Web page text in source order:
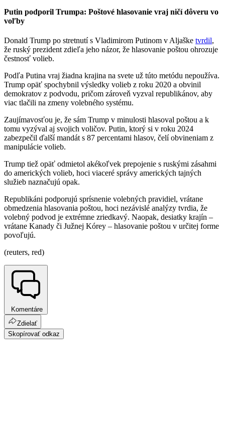
Putin podporil Trumpa: Poštové hlasovanie vraj ničí dôveru vo
voľby
Donald Trump po stretnutí s Vladimirom Putinom v Aljaške tvrdil,
že ruský prezident zdieľa jeho názor, že hlasovanie poštou ohrozuje
čestnosť volieb.
Podľa Putina vraj žiadna krajina na svete už túto metódu nepoužíva.
Trump opäť spochybnil výsledky volieb z roku 2020 a obvinil
demokratov z podvodu, pričom zároveň vyzval republikánov, aby
viac tlačili na zmeny volebného systému.
Zaujímavosťou je, že sám Trump v minulosti hlasoval poštou a k
tomu vyzýval aj svojich voličov. Putin, ktorý si v roku 2024
zabezpečil ďalší mandát s 87 percentami hlasov, čelí obvineniam z
manipulácie volieb.
Trump tiež opäť odmietol akékoľvek prepojenie s ruskými zásahmi
do amerických volieb, hoci viaceré správy amerických tajných
služieb naznačujú opak.
Republikáni podporujú sprísnenie volebných pravidiel, vrátane
obmedzenia hlasovania poštou, hoci nezávislé analýzy tvrdia, že
volebný podvod je extrémne zriedkavý. Naopak, desiatky krajín –
vrátane Kanady či Južnej Kórey – hlasovanie poštou v určitej forme
povoľujú.
(reuters, red)
Komentáre
Zdielať
Skopírovať odkaz